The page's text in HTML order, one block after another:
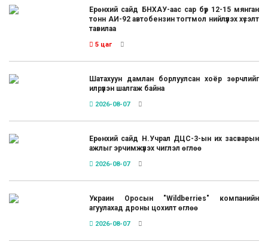
Ерөнхий сайд БНХАУ-аас сар бүр 12-15 мянган
тонн АИ-92 автобензин тогтмол нийлүүлэх хүсэлт
тавилаа
5 цаг
Шатахуун дамлан борлуулсан хоёр зөрчлийг
илрүүлэн шалгаж байна
2026-08-07
Ерөнхий сайд Н.Учрал ДЦС-3-ын их засварын
ажлыг эрчимжүүлэх чиглэл өглөө
2026-08-07
Украин Оросын "Wildberries" компанийн
агуулахад дроны цохилт өглөө
2026-08-07